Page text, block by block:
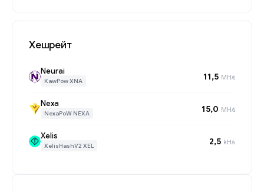
Хешрейт
Neurai
KawPow XNA 11,5 MH/s
Nexa
NexaPoW NEXA 15,0 MH/s
Xelis
XelisHashV2 XEL 2,5 kH/s